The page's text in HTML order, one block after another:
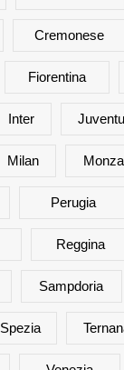
Cremonese
Fiorentina
Inter
Milan Monza
Perugia
Reggina
Sampdoria
Spezia